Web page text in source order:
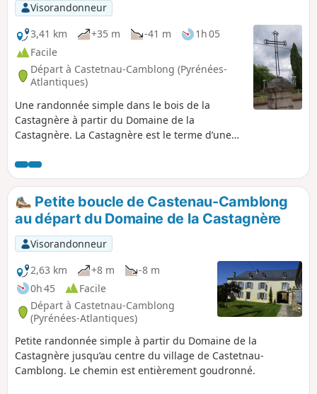
Visorandonneur
3,41 km
+35 m -41 m
1h 05
Facile
Départ à Castetnau-Camblong (Pyrénées-
Atlantiques)
Une randonnée simple dans le bois de la
Castagnère à partir du Domaine de la
Castagnère. La Castagnère est le terme d’une
conclurez que ce bois est essentiellement
composé de marronniers, de châtaigners, mais
pas que…
Petite boucle de Castenau-Camblong
au départ du Domaine de la Castagnère
Visorandonneur
2,63 km
+8 m
-8 m
0h 45
Facile
Départ à Castetnau-Camblong
(Pyrénées-Atlantiques)
Petite randonnée simple à partir du Domaine de la
Castagnère jusqu’au centre du village de Castetnau-
Camblong. Le chemin est entièrement goudronné.